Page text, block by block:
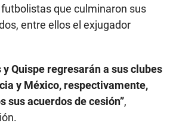
futbolistas que culminaron sus
entre ellos el exjugador
Quispe regresarán a sus clubes
y México, respectivamente,
sus acuerdos de cesión”,